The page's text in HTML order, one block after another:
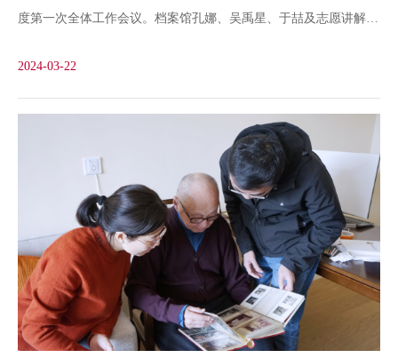
是一名年轻的校史研究工作者也是本次活动的讲解者，她感慨地
度第一次全体工作会议。档案馆孔娜、吴禹星、于喆及志愿讲解员
纪念馆的展板内容熟记于心，并确保讲解内容的准确性，应该加强
与其他讲解员之间的交流学习，不断提升自己的讲解能力和应变能
力，真正发挥志愿讲解员的作用。吴禹星老师鼓励大家参与校史文
化研究，积累校史校情知识，提升文化底蕴。于喆老师总结了2023
年志愿讲解队的工作，提出2024年上半年的工作重点，包括通过系
列活动强化讲解员队伍建设，打造一支更加专业的讲解团队。讲解
员李娜就与同济大学校史馆学生讲解队的交流情况进行了汇报，提
出通过线下活动来加强团队成员的凝聚力。最后，志愿讲解员们就
2024-03-22